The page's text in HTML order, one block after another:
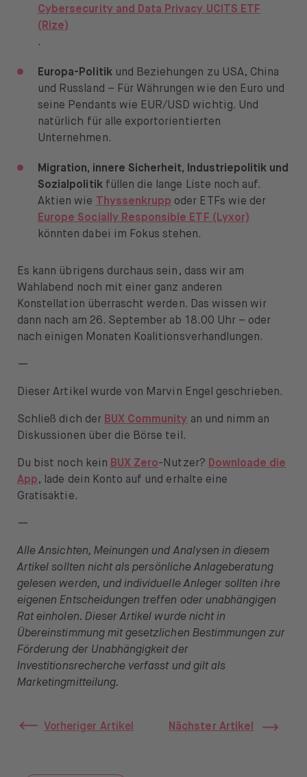
Cybersecurity and Data Privacy UCITS ETF
(Rize)
.
Europa-Politikund Beziehungen zu USA, China
und Russland – Für Währungen wie den Euro und
seine Pendants wie EUR/USD wichtig. Und
natürlich für alle exportorientierten
Unternehmen.
Migration, innere Sicherheit, Industriepolitik und
Sozialpolitikfüllen die lange Liste noch auf.
Aktien wie
Thyssenkrupp oder ETFs wie der
Europe Socially Responsible ETF (Lyxor)
könnten dabei im Fokus stehen.
Es kann übrigens durchaus sein, dass wir am
Wahlabend noch mit einer ganz anderen
Konstellation überrascht werden. Das wissen wir
dann nach am 26. September ab 18.00 Uhr – oder
nach einigen Monaten Koalitionsverhandlungen.
—
Dieser Artikel wurde von Marvin Engel geschrieben.
Schließ dich der BUX Community an und nimm an
Diskussionen über die Börse teil.
Du bist noch kein BUX Zero-Nutzer? Downloade die
App, lade dein Konto auf und erhalte eine
Gratisaktie.
—
Alle Ansichten, Meinungen und Analysen in diesem
Artikel sollten nicht als persönliche Anlageberatung
gelesen werden, und individuelle Anleger sollten ihre
eigenen Entscheidungen treffen oder unabhängigen
Rat einholen. Dieser Artikel wurde nicht in
Übereinstimmung mit gesetzlichen Bestimmungen zur
Förderung der Unabhängigkeit der
Investitionsrecherche verfasst und gilt als
Marketingmitteilung.
Vorheriger Artikel Nächster Artikel